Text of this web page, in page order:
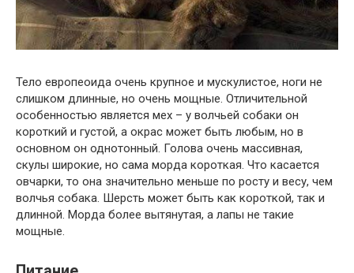
Тело европеоида очень крупное и мускулистое, ноги не
слишком длинные, но очень мощные. Отличительной
особенностью является мех – у волчьей собаки он
короткий и густой, а окрас может быть любым, но в
основном он однотонный. Голова очень массивная,
скулы широкие, но сама морда короткая. Что касается
овчарки, то она значительно меньше по росту и весу, чем
волчья собака. Шерсть может быть как короткой, так и
длинной. Морда более вытянутая, а лапы не такие
мощные.